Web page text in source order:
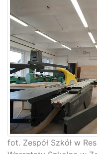
fot. Zespół Szkół w